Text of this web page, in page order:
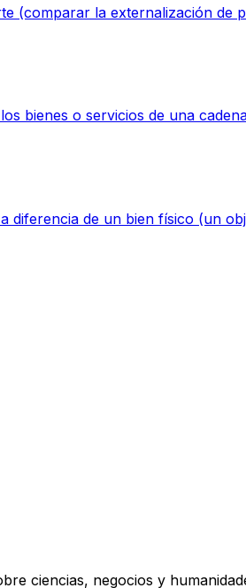
(comparar la externalización de
bienes o servicios de una
diferencia de un bien físico (un
ciencias, negocios y